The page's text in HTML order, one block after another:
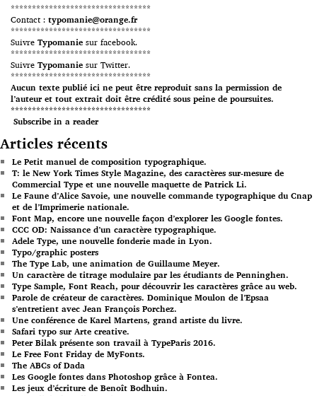
*********************************
Contact : typomanie@orange.fr
*********************************
Suivre Typomanie sur facebook.
*********************************
Suivre Typomanie sur Twitter.
*********************************
Aucun texte publié ici ne peut être reproduit sans la permission de
l’auteur et tout extrait doit être crédité sous peine de poursuites.
*********************************
Subscribe in a reader
Articles récents
Le Petit manuel de composition typographique.
T: le New York Times Style Magazine, des caractères sur-mesure de
Commercial Type et une nouvelle maquette de Patrick Li.
Le Faune d’Alice Savoie, une nouvelle commande typographique du Cnap
et de l’Imprimerie nationale.
Font Map, encore une nouvelle façon d’explorer les Google fontes.
CCC OD: Naissance d’un caractère typographique.
Adele Type, une nouvelle fonderie made in Lyon.
Typo/graphic posters
The Type Lab, une animation de Guillaume Meyer.
Un caractère de titrage modulaire par les étudiants de Penninghen.
Type Sample, Font Reach, pour découvrir les caractères grâce au web.
Parole de créateur de caractères. Dominique Moulon de l’Epsaa
s’entretient avec Jean François Porchez.
Une conférence de Karel Martens, grand artiste du livre.
Safari typo sur Arte creative.
Peter Bilak présente son travail à TypeParis 2016.
Le Free Font Friday de MyFonts.
The ABCs of Dada
Les Google fontes dans Photoshop grâce à Fontea.
Les jeux d’écriture de Benoît Bodhuin.